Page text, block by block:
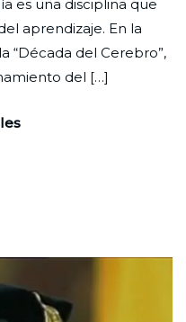
es una disciplina que
aprendizaje. En la
“Década del Cerebro”,
del […]